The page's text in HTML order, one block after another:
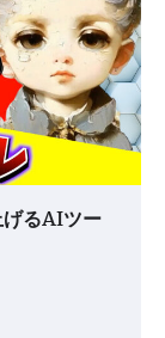
げるAIツー